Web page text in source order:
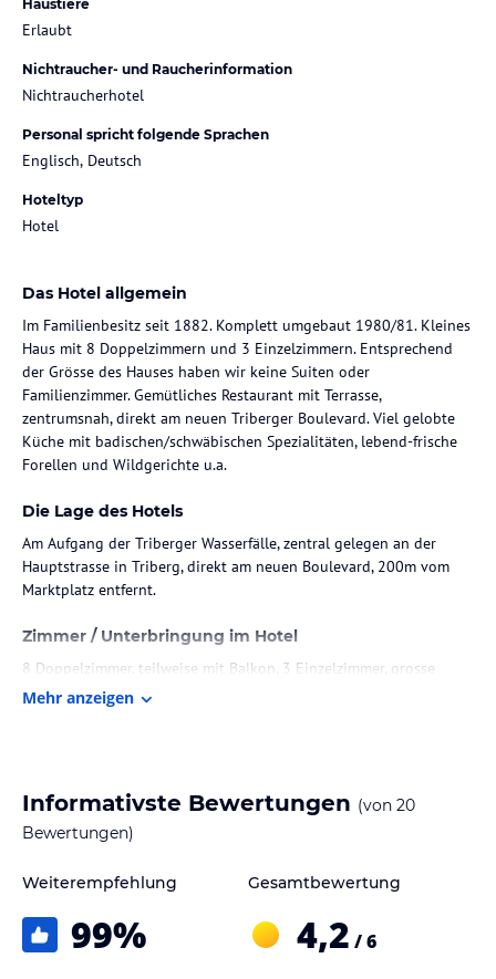
Haustiere
Erlaubt
Nichtraucher- und Raucherinformation
Nichtraucherhotel
Personal spricht folgende Sprachen
Englisch, Deutsch
Hoteltyp
Hotel
Das Hotel allgemein
Im Familienbesitz seit 1882. Komplett umgebaut 1980/81. Kleines
Haus mit 8 Doppelzimmern und 3 Einzelzimmern. Entsprechend
der Grösse des Hauses haben wir keine Suiten oder
Familienzimmer. Gemütliches Restaurant mit Terrasse,
zentrumsnah, direkt am neuen Triberger Boulevard. Viel gelobte
Küche mit badischen/schwäbischen Spezialitäten, lebend-frische
Forellen und Wildgerichte u.a.
Die Lage des Hotels
Am Aufgang der Triberger Wasserfälle, zentral gelegen an der
Hauptstrasse in Triberg, direkt am neuen Boulevard, 200m vom
Marktplatz entfernt.
Zimmer / Unterbringung im Hotel
8 Doppelzimmer, teilweise mit Balkon, 3 Einzelzimmer, grosse
Gästeterrasse im 2. Stock nur für Hotelgäste, gemütliches
Gastronomie im Hotel
Viel gelobte Küche mit badischen/schwäbischen Spezialitäten,
Öffentliches Freibad in Triberg, Hallenbäder in der Nähe, freier
Mehr anzeigen
Informativste Bewertungen (von 20
Bewertungen)
Weiterempfehlung
99%
Gesamtbewertung
4,2 / 6